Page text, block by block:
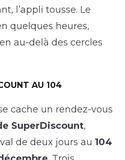
l’appli tousse. Le
quelques heures,
au-delà des cercles
AU 104
cache un rendez-vous
SuperDiscount,
de deux jours au104